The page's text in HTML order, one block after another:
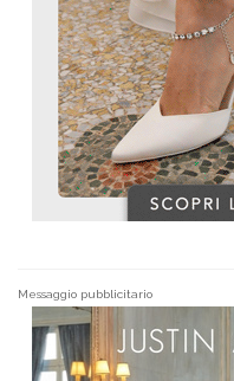
Messaggio pubblicitario